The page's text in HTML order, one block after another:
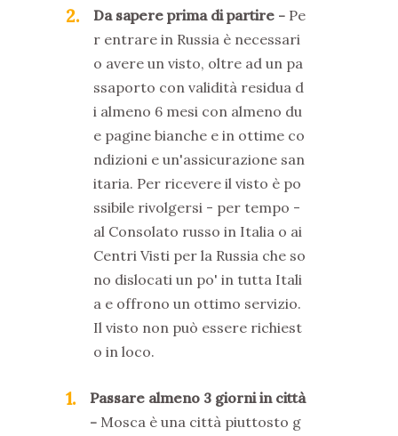
2 Da sapere prima di partire
Pe
r entrare in Russia è necessari
o avere un visto, oltre ad un pa
ssaporto con validità residua d
i almeno 6 mesi con almeno du
e pagine bianche e in ottime co
ndizioni e un'assicurazione san
itaria. Per ricevere il visto è po
ssibile rivolgersi - per tempo -
al Consolato russo in Italia o ai
Centri Visti per la Russia che so
no dislocati un po' in tutta Itali
a e offrono un ottimo servizio.
Il visto non può essere richiest
o in loco.
1
Passare almeno 3 giorni in città
Mosca è una città piuttosto g